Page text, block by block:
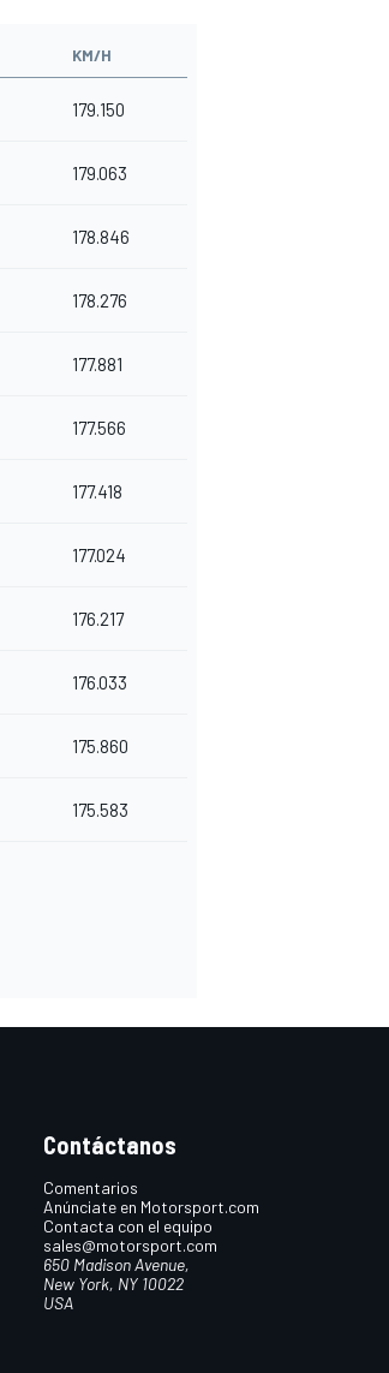
KM/H
179.150
179.063
178.846
178.276
177.881
177.566
177.418
177.024
176.217
176.033
175.860
175.583
Contáctanos
Comentarios
Anúnciate en Motorsport.com
Contacta con el equipo
sales@motorsport.com
650 Madison Avenue,
New York, NY 10022
USA